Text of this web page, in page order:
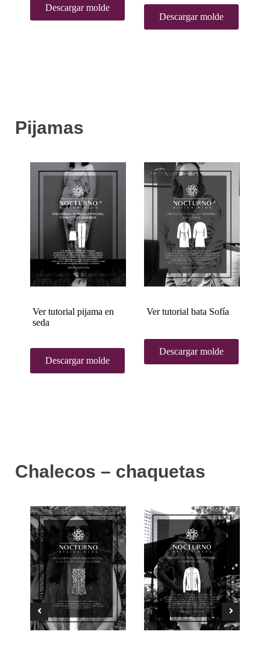
Descargar molde
Descargar molde
Pijamas
Ver tutorial pijama en
seda
Descargar molde
Ver tutorial bata Sofía
Descargar molde
Chalecos – chaquetas